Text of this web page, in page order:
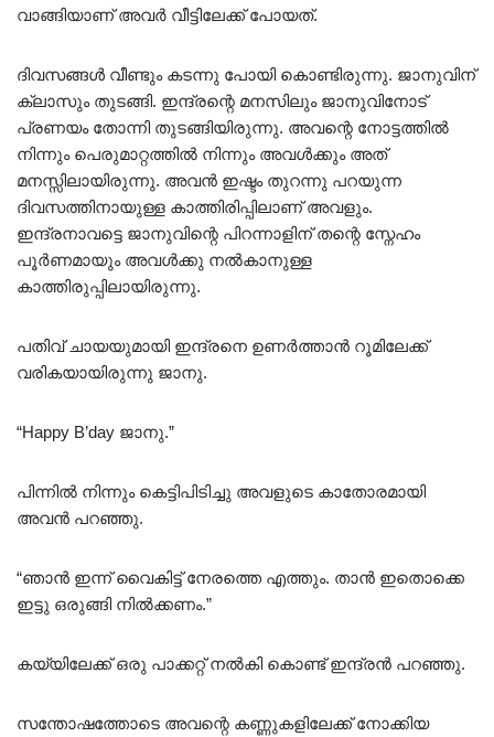
വാങ്ങിയാണ് അവർ വീട്ടിലേക്ക് പോയത്.
ദിവസങ്ങൾ വീണ്ടും കടന്നു പോയി കൊണ്ടിരുന്നു. ജാനുവിന്
ക്ലാസും തുടങ്ങി. ഇന്ദ്രന്റെ മനസിലും ജാനുവിനോട്
പ്രണയം തോന്നി തുടങ്ങിയിരുന്നു. അവന്റെ നോട്ടത്തിൽ
നിന്നും പെരുമാറ്റത്തിൽ നിന്നും അവൾക്കും അത്
മനസ്സിലായിരുന്നു. അവൻ ഇഷ്ടം തുറന്നു പറയുന്ന
ദിവസത്തിനായുള്ള കാത്തിരിപ്പിലാണ് അവളും.
ഇന്ദ്രനാവട്ടെ ജാനുവിന്റെ പിറന്നാളിന് തന്റെ സ്നേഹം
പൂർണമായും അവൾക്കു നൽകാനുള്ള
കാത്തിരുപ്പിലായിരുന്നു.
പതിവ് ചായയുമായി ഇന്ദ്രനെ ഉണർത്താൻ റൂമിലേക്ക്
വരികയായിരുന്നു ജാനു.
“Happy B’day ജാനു.”
പിന്നിൽ നിന്നും കെട്ടിപിടിച്ചു അവളുടെ കാതോരമായി
അവൻ പറഞ്ഞു.
“ഞാൻ ഇന്ന് വൈകിട്ട് നേരത്തെ എത്തും. താൻ ഇതൊക്കെ
ഇട്ടു ഒരുങ്ങി നിൽക്കണം.”
കയ്യിലേക്ക് ഒരു പാക്കറ്റ് നൽകി കൊണ്ട് ഇന്ദ്രൻ പറഞ്ഞു.
സന്തോഷത്തോടെ അവന്റെ കണ്ണുകളിലേക്ക് നോക്കിയ